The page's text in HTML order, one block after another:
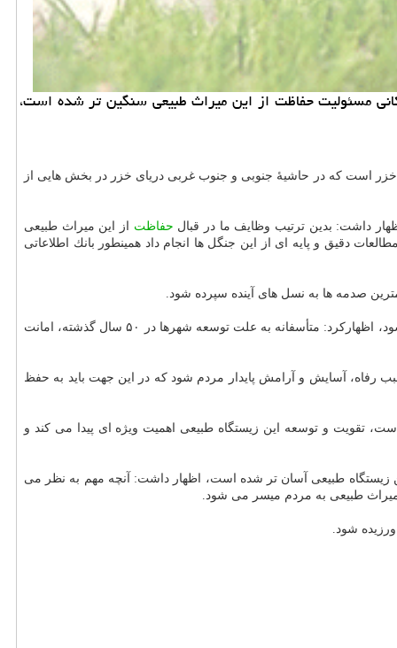
مسئولیت حفاظت از این میراث طبیعی سنگین تر شده است،
است كه در حاشیهٔ جنوبی و جنوب غربی دریای خزر در بخش هایی از
داشت: بدین ترتیب وظایف ما در قبال حفاظت از این میراث طبیعی
دقیق و پایه ای از این جنگل ها انجام داد همینطور بانك اطلاعاتی
صدمه ها به نسل های آینده سپرده شود.
این دكترای هیدروژئومورفولوژی دانشگاه تهران با اشاره به اینكه باید از ظرفیت های محیطی این زیستگاه طبیعی با برنامه ای دقیق به درستی استفاده شود، اظهاركرد: متأسفانه به علت توسعه شهرها در ۵۰ سال گذشته، امانت
رفاه، آسایش و آرامش پایدار مردم شود كه در این جهت باید به حفظ
تقویت و توسعه این زیستگاه طبیعی اهمیت ویژه ای پیدا می كند و
زیستگاه طبیعی آسان تر شده است، اظهار داشت: آنچه مهم به نظر می
طبیعی به مردم میسر می شود.